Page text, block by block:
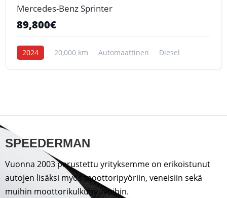
Mercedes-Benz Sprinter
89,800€
2024 20,000 km Automaattinen Diesel
SPEEDERMAN
Vuonna 2003 perustettu yrityksemme on erikoistunut
autojen lisäksi myös moottoripyöriin, veneisiin sekä
muihin moottorikulkuneuvoihin.